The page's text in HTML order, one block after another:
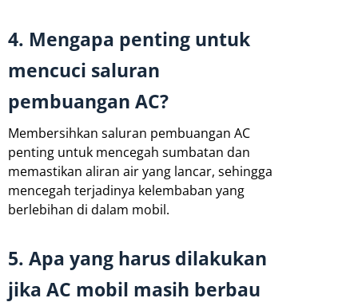
4. Mengapa penting untuk
mencuci saluran
pembuangan AC?
Membersihkan saluran pembuangan AC
penting untuk mencegah sumbatan dan
memastikan aliran air yang lancar, sehingga
mencegah terjadinya kelembaban yang
berlebihan di dalam mobil.
5. Apa yang harus dilakukan
jika AC mobil masih berbau